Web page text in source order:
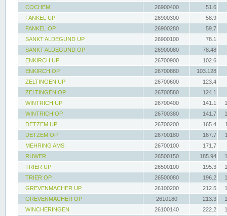
COCHEM
26900400
51.6
FANKEL UP
26900300
58.9
FANKEL OP
26900280
59.7
SANKT ALDEGUND UP
26900100
78.1
SANKT ALDEGUND OP
26900080
78.48
ENKIRCH UP
26700900
102.6
ENKIRCH OP
26700880
103.128
ZELTINGEN UP
26700600
123.4
ZELTINGEN OP
26700580
124.1
WINTRICH UP
26700400 141.1
WINTRICH OP
26700380 141.7
DETZEM UP
26700200 165.4
DETZEM OP
26700180 167.7
MEHRING AMS
26700100
171.7
RUWER
26500150 185.94
TRIER UP
26500100 195.3
TRIER OP
26500080 196.2
GREVENMACHER UP
26100200 212.5
GREVENMACHER OP
2610180 213.3
WINCHERINGEN
26100140 222.2